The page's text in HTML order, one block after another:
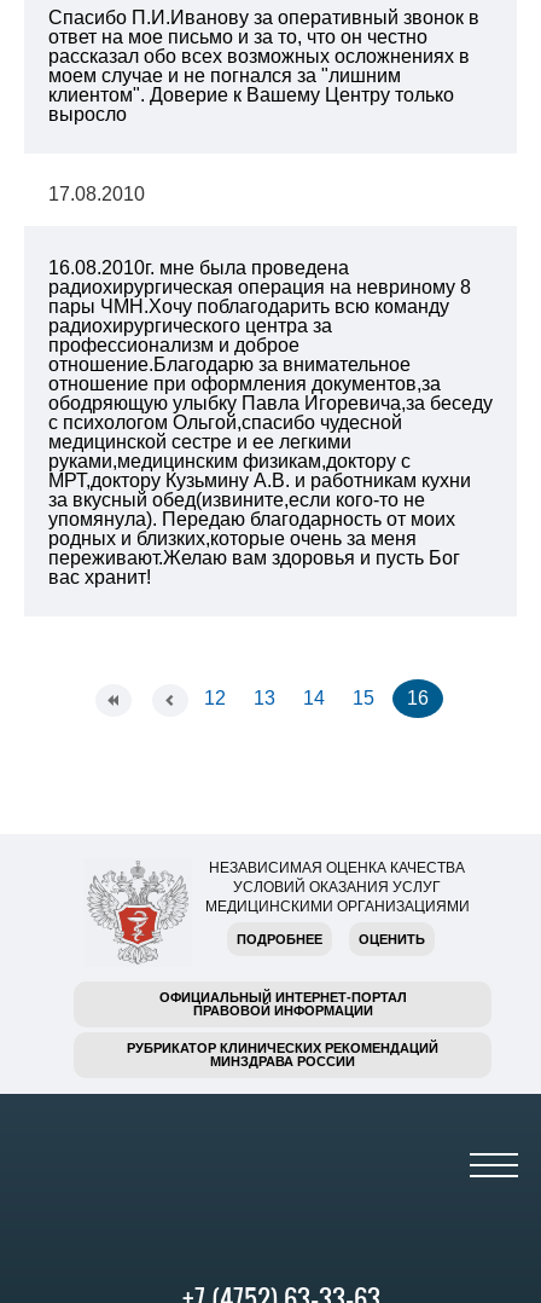
Спасибо П.И.Иванову за оперативный звонок в
ответ на мое письмо и за то, что он честно
рассказал обо всех возможных осложнениях в
моем случае и не погнался за "лишним
клиентом". Доверие к Вашему Центру только
выросло
17.08.2010
16.08.2010г. мне была проведена
радиохирургическая операция на невриному 8
пары ЧМН.Хочу поблагодарить всю команду
радиохирургического центра за
профессионализм и доброе
отношение.Благодарю за внимательное
отношение при оформления документов,за
ободряющую улыбку Павла Игоревича,за беседу
с психологом Ольгой,спасибо чудесной
медицинской сестре и ее легкими
руками,медицинским физикам,доктору с
МРТ,доктору Кузьмину А.В. и работникам кухни
за вкусный обед(извините,если кого-то не
упомянула). Передаю благодарность от моих
родных и близких,которые очень за меня
переживают.Желаю вам здоровья и пусть Бог
вас хранит!
12 13 14 15 16
НЕЗАВИСИМАЯ ОЦЕНКА КАЧЕСТВА
УСЛОВИЙ ОКАЗАНИЯ УСЛУГ
МЕДИЦИНСКИМИ ОРГАНИЗАЦИЯМИ
ПОДРОБНЕЕ ОЦЕНИТЬ
ОФИЦИАЛЬНЫЙ ИНТЕРНЕТ-ПОРТАЛ
ПРАВОВОЙ ИНФОРМАЦИИ
РУБРИКАТОР КЛИНИЧЕСКИХ РЕКОМЕНДАЦИЙ
МИНЗДРАВА РОССИИ